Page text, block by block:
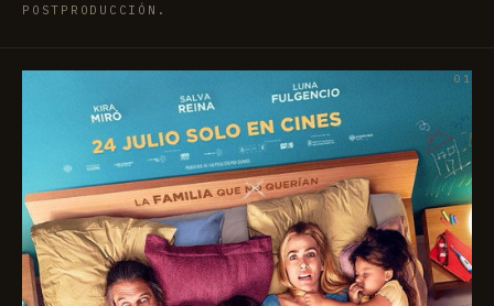
POSTPRODUCCIÓN.
01